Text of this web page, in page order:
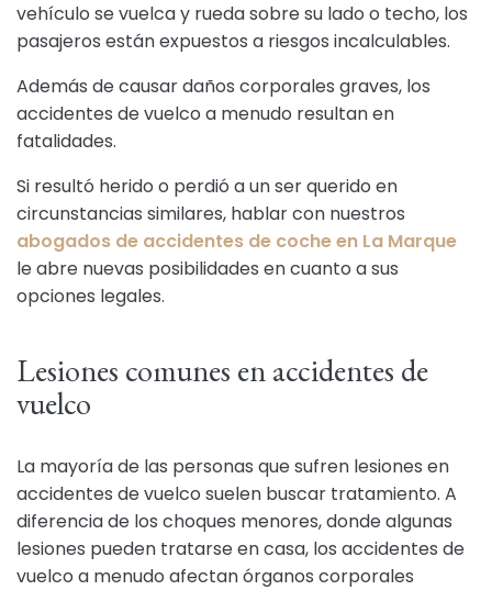
vehículo se vuelca y rueda sobre su lado o techo, los
pasajeros están expuestos a riesgos incalculables.
Además de causar daños corporales graves, los
accidentes de vuelco a menudo resultan en
fatalidades.
Si resultó herido o perdió a un ser querido en
circunstancias similares, hablar con nuestros
abogados de accidentes de coche en La Marque
le abre nuevas posibilidades en cuanto a sus
opciones legales.
Lesiones comunes en accidentes de
vuelco
La mayoría de las personas que sufren lesiones en
accidentes de vuelco suelen buscar tratamiento. A
diferencia de los choques menores, donde algunas
lesiones pueden tratarse en casa, los accidentes de
vuelco a menudo afectan órganos corporales